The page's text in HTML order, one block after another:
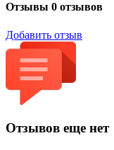
Отзывы 0 отзывов
Добавить отзыв
Отзывов еще нет